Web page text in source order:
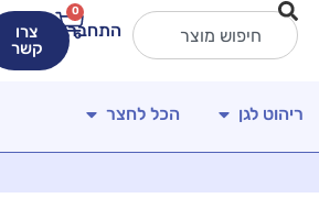
התחברות
0
צרו
קשר
ריהוט לגן הכל לחצר